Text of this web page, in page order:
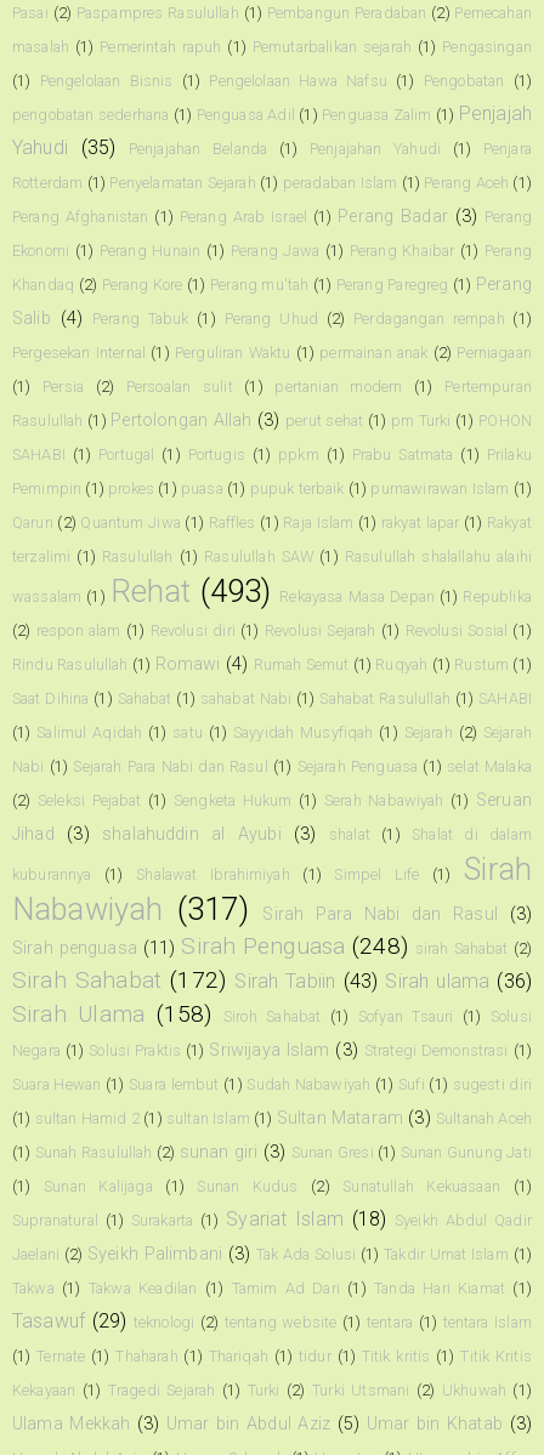
Pasai (2) Paspampres Rasulullah (1) Pembangun Peradaban (2) Pemecahan
masalah (1) Pemerintah rapuh (1) Pemutarbalikan sejarah (1) Pengasingan
(1)
Pengelolaan Bisnis (1) Pengelolaan Hawa Nafsu (1) Pengobatan
(1)
pengobatan sederhana (1) Penguasa Adil (1) Penguasa Zalim (1) Penjajah
Yahudi
(35) Penjajahan Belanda (1) Penjajahan Yahudi (1)
Penjara
Rotterdam (1) Penyelamatan Sejarah (1) peradaban Islam (1) Perang Aceh (1)
Perang Afghanistan (1) Perang Arab Israel (1) Perang Badar (3) Perang
Ekonomi (1) Perang Hunain (1) Perang Jawa (1) Perang Khaibar (1) Perang
Khandaq (2) Perang Kore (1) Perang mu'tah (1) Perang Paregreg (1) Perang
Salib (4) Perang Tabuk (1) Perang Uhud (2) Perdagangan rempah (1)
Pergesekan Internal (1) Perguliran Waktu (1) permainan anak (2) Perniagaan
(1)
Persia (2) Persoalan sulit (1) pertanian modern (1)
Pertempuran
Rasulullah (1) Pertolongan Allah (3) perut sehat (1) pm Turki (1) POHON
SAHABI (1) Portugal (1) Portugis (1) ppkm (1) Prabu Satmata (1) Prilaku
Pemimpin (1) prokes (1) puasa (1) pupuk terbaik (1) purnawirawan Islam (1)
Qarun (2) Quantum Jiwa (1) Raffles (1) Raja Islam (1) rakyat lapar (1) Rakyat
terzalimi (1) Rasulullah (1) Rasulullah SAW (1) Rasulullah shalallahu alaihi
wassalam (1) Rehat (493) Rekayasa Masa Depan (1) Republika
(2) respon alam (1) Revolusi diri (1) Revolusi Sejarah (1) Revolusi Sosial (1)
Rindu Rasulullah (1) Romawi (4) Rumah Semut (1) Ruqyah (1) Rustum (1)
Saat Dihina (1) Sahabat (1) sahabat Nabi (1) Sahabat Rasulullah (1) SAHABI
(1) Salimul Aqidah (1) satu (1) Sayyidah Musyfiqah (1) Sejarah (2) Sejarah
Nabi (1) Sejarah Para Nabi dan Rasul (1) Sejarah Penguasa (1) selat Malaka
(2) Seleksi Pejabat (1) Sengketa Hukum (1) Serah Nabawiyah (1) Seruan
Jihad
(3) shalahuddin al Ayubi (3) shalat (1) Shalat di dalam
kuburannya (1) Shalawat Ibrahimiyah (1) Simpel Life (1)
Sirah
Nabawiyah (317) Sirah Para Nabi dan Rasul
(3)
Sirah penguasa (11) Sirah Penguasa (248) sirah Sahabat (2)
Sirah Sahabat (172) Sirah Tabiin (43) Sirah ulama (36)
Sirah Ulama (158) Siroh Sahabat (1) Sofyan Tsauri (1)
Solusi
Negara (1) Solusi Praktis (1) Sriwijaya Islam (3) Strategi Demonstrasi (1)
Suara Hewan (1) Suara lembut (1) Sudah Nabawiyah (1) Sufi (1) sugesti diri
(1) sultan Hamid 2 (1) sultan Islam (1) Sultan Mataram (3) Sultanah Aceh
(1) Sunah Rasulullah (2) sunan giri (3) Sunan Gresi (1) Sunan Gunung Jati
(1)
Sunan Kalijaga (1) Sunan Kudus (2) Sunatullah Kekuasaan
(1)
Supranatural
(1) Surakarta (1) Syariat Islam (18) Syeikh Abdul Qadir
Jaelani (2) Syeikh Palimbani (3) Tak Ada Solusi (1) Takdir Umat Islam (1)
Takwa (1) Takwa Keadilan (1) Tamim Ad Dari (1) Tanda Hari Kiamat (1)
Tasawuf (29) teknologi (2) tentang website (1) tentara (1) tentara Islam
(1) Ternate (1) Thaharah (1) Thariqah (1) tidur (1) Titik kritis (1) Titik Kritis
Kekayaan (1) Tragedi Sejarah (1) Turki (2) Turki Utsmani (2) Ukhuwah (1)
Ulama Mekkah (3) Umar bin Abdul Aziz (5) Umar bin Khatab (3)